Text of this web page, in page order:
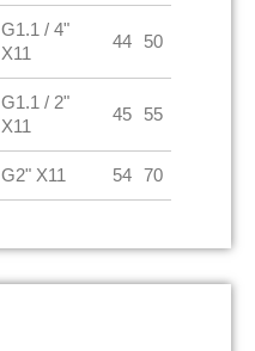
G1.1 / 4"
X11
44 50
G1.1 / 2"
X11
45 55
G2" X11 54 70